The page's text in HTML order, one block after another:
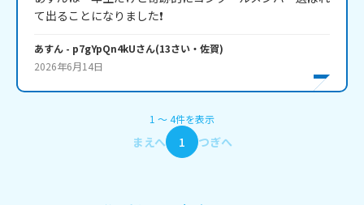
て出ることになりました❗
あすん - p7gYpQn4kUさん(13さい・ 佐賀)
2026年6月14日
1 〜4件を表示
まえへ 1 つぎへ